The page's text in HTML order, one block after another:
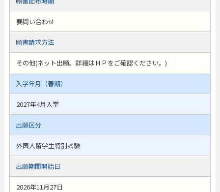
要問い合わせ
願書請求方法
その他(ネット出願。詳細はＨＰをご確認ください。)
入学年月（春期）
2027年4月入学
出願区分
外国人留学生特別試験
出願期間開始日
2026年11月27日